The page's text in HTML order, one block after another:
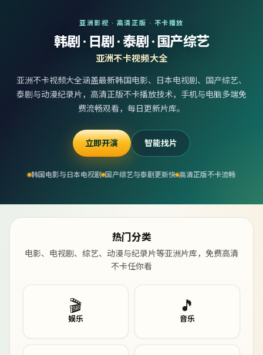
亚洲影视 · 高清正版 · 不卡播放
韩剧 · 日剧 · 泰剧 · 国产综艺
亚洲不卡视频大全
亚洲不卡视频大全涵盖最新韩国电影、日本电视剧、国产综艺、
泰剧与动漫纪录片，高清正版不卡播放技术，手机与电脑多端免
费流畅观看，每日更新片库。
立即开演 智能找片
韩国电影与日本电视剧 国产综艺与泰剧更新快 高清正版不卡流畅
热门分类
电影、电视剧、综艺、动漫与纪录片等亚洲片库，免费高清
不卡任你看
🎬
娱乐
🎵
音乐